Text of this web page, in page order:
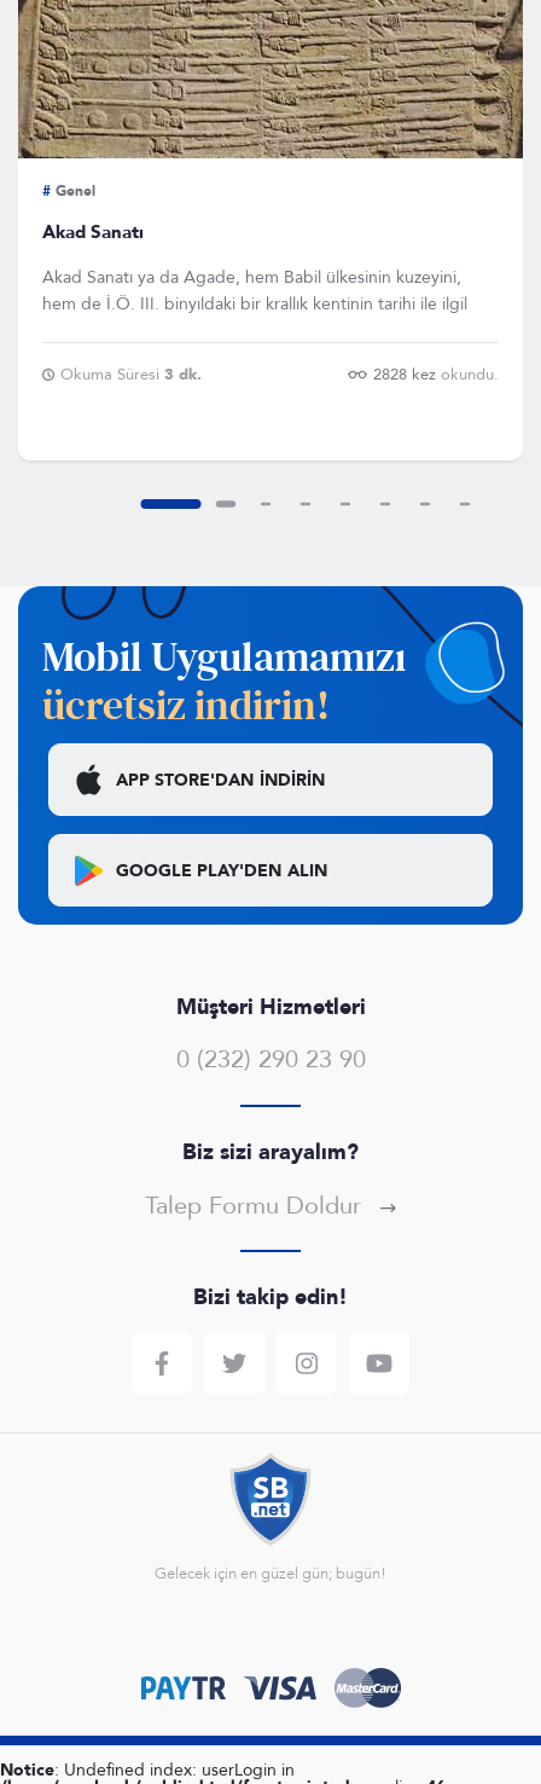
# Genel
Akad Sanatı
Akad Sanatı ya da Agade, hem Babil ülkesinin kuzeyini,
hem de İ.Ö. III. binyıldaki bir krallık kentinin tarihi ile ilgil
Okuma Süresi 3 dk. 2828 kez okundu.
Mobil Uygulamamızı
ücretsiz indirin!
APP STORE'DAN İNDİRİN
GOOGLE PLAY'DEN ALIN
Müşteri Hizmetleri
0 (232) 290 23 90
Biz sizi arayalım?
Talep Formu Doldur
Bizi takip edin!
Gelecek için en güzel gün; bugün!
Notice: Undefined index: userLogin in